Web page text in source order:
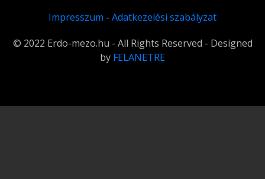
Impresszum - Adatkezelési szabályzat
© 2022 Erdo-mezo.hu - All Rights Reserved - Designed
by FELANETRE